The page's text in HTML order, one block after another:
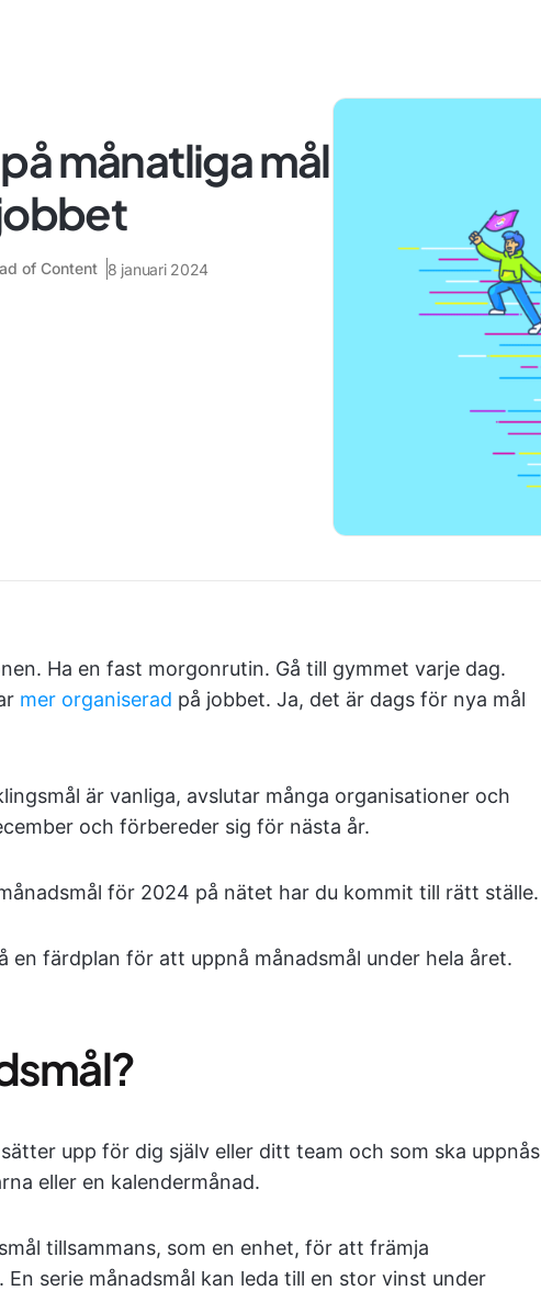
månatliga mål
of Content 8 januari 2024
Ha en fast morgonrutin. Gå till gymmet varje dag.
mer organiserad på jobbet. Ja, det är dags för nya mål
är vanliga, avslutar många organisationer och
och förbereder sig för nästa år.
för 2024 på nätet har du kommit till rätt ställe.
en färdplan för att uppnå månadsmål under hela året.
upp för dig själv eller ditt team och som ska uppnås
eller en kalendermånad.
tillsammans, som en enhet, för att främja
serie månadsmål kan leda till en stor vinst under